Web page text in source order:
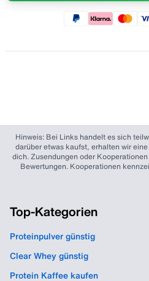
Hinweis: Bei Links handelt es sich
darüber etwas kaufst, erhalten wir
dich. Zusendungen oder
Bewertungen. Kooperationen
Top-Kategorien
Proteinpulver günstig
Clear Whey günstig
Protein Kaffee kaufen